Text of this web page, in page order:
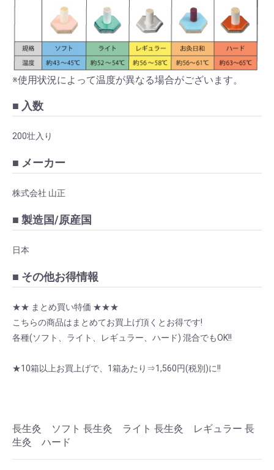
※使用状況によって温度が異なる場合がございます。
■ 入数
200壮入り
■ メーカー
株式会社 山正
■ 製造国/原産国
日本
■ その他お得情報
★★ まとめ買い特価 ★★★
こちらの商品はまとめてお買上げ頂くとお得です!
各種(ソフト、ライト、レギュラー、ハード) 混合でもOK!!
★10箱以上お買上げで、1箱あたり⇒1,560円(税別)に!!
長生灸 ソフト 長生灸 ライト 長生灸 レギュラー 長
生灸 ハード